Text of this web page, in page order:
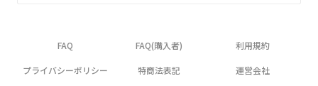
FAQ FAQ(購入者) 利用規約
プライバシーポリシー 特商法表記 運営会社